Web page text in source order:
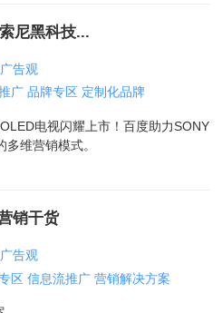
尼黑科技...
告观
广 品牌专区 定制化品牌
电视闪耀上市！百度助力SONY
维营销模式。
销干货
告观
区 信息流推广 营销解决方案